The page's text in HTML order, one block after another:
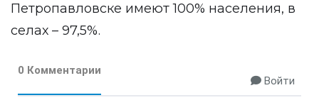
Петропавловске имеют 100% населения, в
селах – 97,5%.
0 Комментарии
Войти